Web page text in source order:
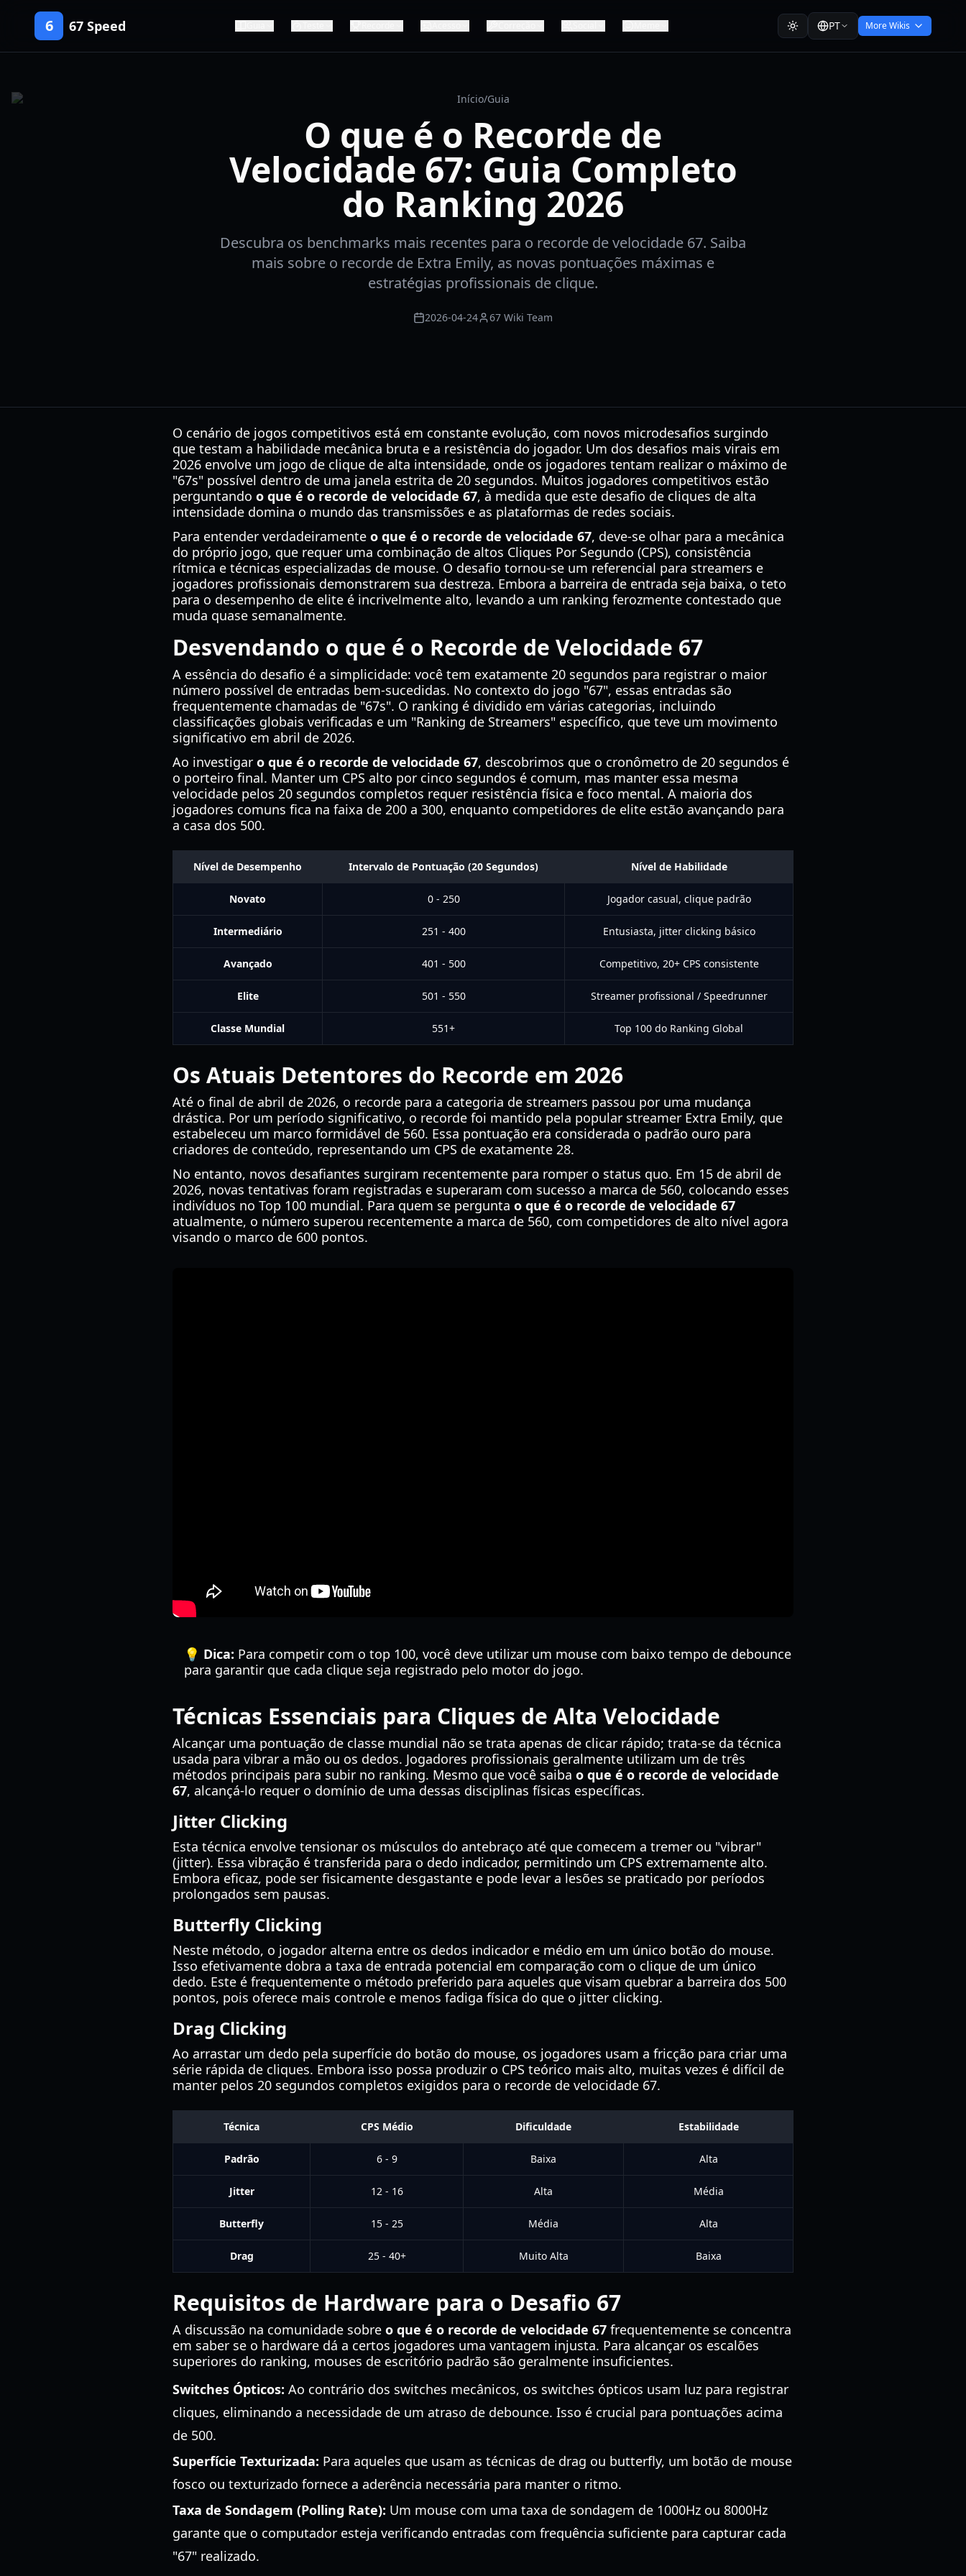
6 67 Speed PT More Wikis
Início/Guia
O que é o Recorde de
Velocidade 67: Guia Completo
do Ranking 2026
Descubra os benchmarks mais recentes para o recorde de velocidade 67. Saiba
mais sobre o recorde de Extra Emily, as novas pontuações máximas e
estratégias profissionais de clique.
2026-04-24 67 Wiki Team
O cenário de jogos competitivos está em constante evolução, com novos microdesafios surgindo
que testam a habilidade mecânica bruta e a resistência do jogador. Um dos desafios mais virais em
2026 envolve um jogo de clique de alta intensidade, onde os jogadores tentam realizar o máximo de
"67s" possível dentro de uma janela estrita de 20 segundos. Muitos jogadores competitivos estão
perguntando o que é o recorde de velocidade 67, à medida que este desafio de cliques de alta
intensidade domina o mundo das transmissões e as plataformas de redes sociais.
Para entender verdadeiramente o que é o recorde de velocidade 67, deve-se olhar para a mecânica
do próprio jogo, que requer uma combinação de altos Cliques Por Segundo (CPS), consistência
rítmica e técnicas especializadas de mouse. O desafio tornou-se um referencial para streamers e
jogadores profissionais demonstrarem sua destreza. Embora a barreira de entrada seja baixa, o teto
para o desempenho de elite é incrivelmente alto, levando a um ranking ferozmente contestado que
muda quase semanalmente.
Desvendando o que é o Recorde de Velocidade 67
A essência do desafio é a simplicidade: você tem exatamente 20 segundos para registrar o maior
número possível de entradas bem-sucedidas. No contexto do jogo "67", essas entradas são
frequentemente chamadas de "67s". O ranking é dividido em várias categorias, incluindo
classificações globais verificadas e um "Ranking de Streamers" específico, que teve um movimento
significativo em abril de 2026.
Ao investigar o que é o recorde de velocidade 67, descobrimos que o cronômetro de 20 segundos é
o porteiro final. Manter um CPS alto por cinco segundos é comum, mas manter essa mesma
velocidade pelos 20 segundos completos requer resistência física e foco mental. A maioria dos
jogadores comuns fica na faixa de 200 a 300, enquanto competidores de elite estão avançando para
a casa dos 500.
Nível de Desempenho Intervalo de Pontuação (20 Segundos) Nível de Habilidade
Novato 0 - 250 Jogador casual, clique padrão
Intermediário 251 - 400 Entusiasta, jitter clicking básico
Avançado 401 - 500 Competitivo, 20+ CPS consistente
Elite 501 - 550 Streamer profissional / Speedrunner
Classe Mundial 551+ Top 100 do Ranking Global
Os Atuais Detentores do Recorde em 2026
Até o final de abril de 2026, o recorde para a categoria de streamers passou por uma mudança
drástica. Por um período significativo, o recorde foi mantido pela popular streamer Extra Emily, que
estabeleceu um marco formidável de 560. Essa pontuação era considerada o padrão ouro para
criadores de conteúdo, representando um CPS de exatamente 28.
No entanto, novos desafiantes surgiram recentemente para romper o status quo. Em 15 de abril de
2026, novas tentativas foram registradas e superaram com sucesso a marca de 560, colocando esses
indivíduos no Top 100 mundial. Para quem se pergunta o que é o recorde de velocidade 67
atualmente, o número superou recentemente a marca de 560, com competidores de alto nível agora
visando o marco de 600 pontos.
💡 Dica: Para competir com o top 100, você deve utilizar um mouse com baixo tempo de debounce
para garantir que cada clique seja registrado pelo motor do jogo.
Técnicas Essenciais para Cliques de Alta Velocidade
Alcançar uma pontuação de classe mundial não se trata apenas de clicar rápido; trata-se da técnica
usada para vibrar a mão ou os dedos. Jogadores profissionais geralmente utilizam um de três
métodos principais para subir no ranking. Mesmo que você saiba o que é o recorde de velocidade
67, alcançá-lo requer o domínio de uma dessas disciplinas físicas específicas.
Jitter Clicking
Esta técnica envolve tensionar os músculos do antebraço até que comecem a tremer ou "vibrar"
(jitter). Essa vibração é transferida para o dedo indicador, permitindo um CPS extremamente alto.
Embora eficaz, pode ser fisicamente desgastante e pode levar a lesões se praticado por períodos
prolongados sem pausas.
Butterfly Clicking
Neste método, o jogador alterna entre os dedos indicador e médio em um único botão do mouse.
Isso efetivamente dobra a taxa de entrada potencial em comparação com o clique de um único
dedo. Este é frequentemente o método preferido para aqueles que visam quebrar a barreira dos 500
pontos, pois oferece mais controle e menos fadiga física do que o jitter clicking.
Drag Clicking
Ao arrastar um dedo pela superfície do botão do mouse, os jogadores usam a fricção para criar uma
série rápida de cliques. Embora isso possa produzir o CPS teórico mais alto, muitas vezes é difícil de
manter pelos 20 segundos completos exigidos para o recorde de velocidade 67.
Técnica CPS Médio Dificuldade Estabilidade
Padrão 6 - 9 Baixa Alta
Jitter 12 - 16 Alta Média
Butterfly 15 - 25 Média Alta
Drag 25 - 40+ Muito Alta Baixa
Requisitos de Hardware para o Desafio 67
A discussão na comunidade sobre o que é o recorde de velocidade 67 frequentemente se concentra
em saber se o hardware dá a certos jogadores uma vantagem injusta. Para alcançar os escalões
superiores do ranking, mouses de escritório padrão são geralmente insuficientes.
Switches Ópticos: Ao contrário dos switches mecânicos, os switches ópticos usam luz para registrar
cliques, eliminando a necessidade de um atraso de debounce. Isso é crucial para pontuações acima
de 500.
Superfície Texturizada: Para aqueles que usam as técnicas de drag ou butterfly, um botão de mouse
fosco ou texturizado fornece a aderência necessária para manter o ritmo.
Taxa de Sondagem (Polling Rate): Um mouse com uma taxa de sondagem de 1000Hz ou 8000Hz
garante que o computador esteja verificando entradas com frequência suficiente para capturar cada
"67" realizado.